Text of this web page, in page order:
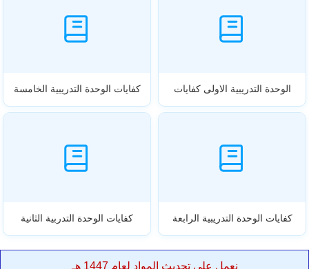
الوحدة التدريبية الاولى كفايات كفايات الوحدة التدريبية الخامسة
كفايات الوحدة التدريبية الرابعة كفايات الوحدة التدربية الثانية
نعمل على تحديث المواد لعام 1447 هـ